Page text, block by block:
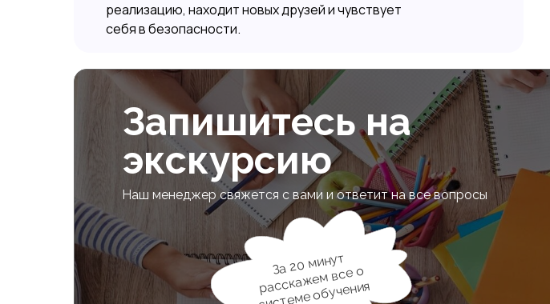
реализацию, находит новых друзей и чувствует
себя в безопасности.
Запишитесь на
экскурсию
Наш менеджер свяжется с вами и ответит на все вопросы
За 20 минут
расска
жем все о
системе обучения